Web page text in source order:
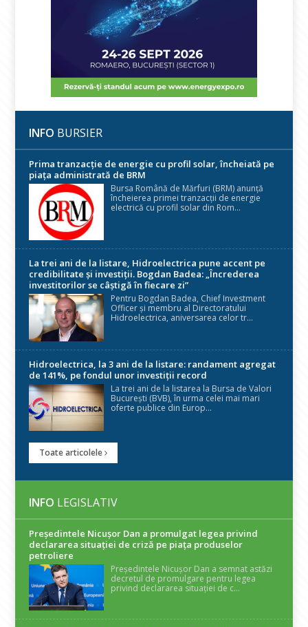
INFO BURSIER
Prima tranzacție de energie cu profil solar, încheiată pe
piața administrată de BRM
Bursa Română de Mărfuri (BRM) anunță
încheierea primei tranzacții de energie
electrică cu profil solar din Rom...
La trei ani de la listare, Hidroelectrica pune accent pe
credibilitate și investiții. Bogdan Badea: „Încrederea
investitorilor se câștigă în fiecare zi”
Pentru Bogdan Badea, Chief Investment
Officer și membru al Directoratului
Hidroelectrica, aniversarea celor tr...
Hidroelectrica, la 3 ani de la listare: randament agregat
de 141%, pe fondul unor investiții record
La trei ani de la listarea la Bursa de Valori
București (BVB), în urma celei mai mari
oferte publice din Europ...
Toate articolele
INFO LEGISLATIV
Președintele Nicuşor Dan a promulgat legea privind
declararea situaţiei de criză pe piaţa produselor
petroliere
Președintele Nicușor Dan a semnat astăzi
decretul de promulgare pentru legea
privind declararea situației de c...